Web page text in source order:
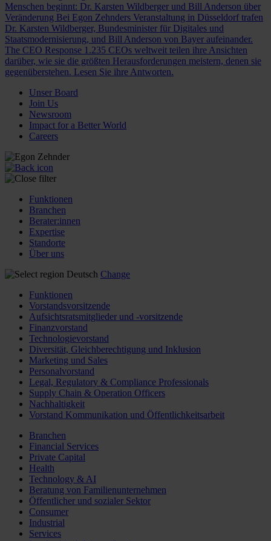
Menschen beginnt: Dr. Karsten Wildberger und Bill Anderson über
Veränderung Bei Egon Zehnders Veranstaltung in Düsseldorf trafen
Dr. Karsten Wildberger, Bundesminister für Digitales und
Staatsmodernisierung, und Bill Anderson von Bayer aufeinander.
The CEO Response 1.235 CEOs weltweit teilen ihre Ansichten
darüber, wie sie die größten Herausforderungen meistern, denen sie
gegenüberstehen. Lesen Sie ihre Antworten.
Unser Board
Join Us
Newsroom
Impact for a Better World
Careers
Funktionen
Branchen
Berater:innen
Expertise
Standorte
Über uns
Deutsch Change
Funktionen
Vorstandsvorsitzende
Aufsichtsratsmitglieder und -vorsitzende
Finanzvorstand
Technologievorstand
Diversität, Gleichberechtigung und Inklusion
Marketing und Sales
Personalvorstand
Legal, Regulatory & Compliance Professionals
Supply Chain & Operation Officers
Nachhaltigkeit
Vorstand Kommunikation und Öffentlichkeitsarbeit
Branchen
Financial Services
Private Capital
Health
Technology & AI
Beratung von Familienunternehmen
Öffentlicher und sozialer Sektor
Consumer
Industrial
Services